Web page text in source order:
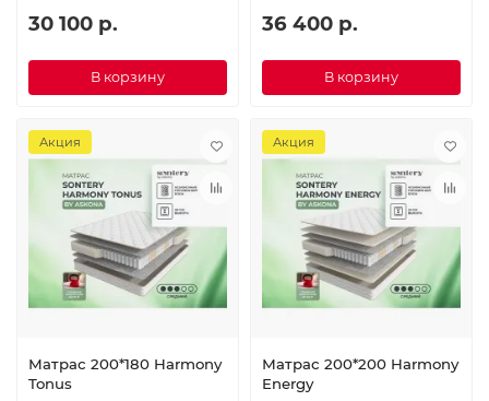
30 100 р.
В корзину
36 400 р.
В корзину
Акция
Матрас 200*180 Harmony
Tonus
Акция
Матрас 200*200 Harmony
Energy